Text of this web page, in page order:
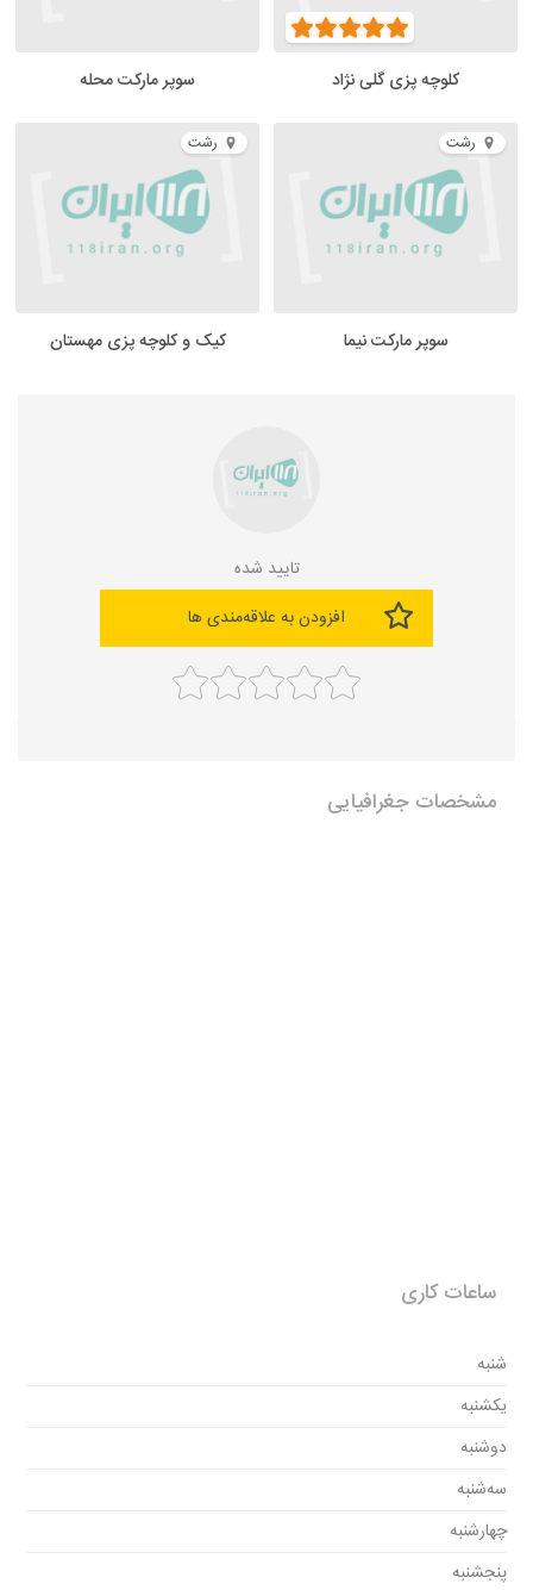
کلوچه پزی گلی نژاد سوپر مارکت محله
رشت
سوپر مارکت نیما
رشت
کیک و کلوچه پزی مهستان
تایید شده
افزودن به علاقه‌مندی ها
مشخصات جغرافیایی
ساعات کاری
شنبه
یکشنبه
دوشنبه
سه‌شنبه
چهارشنبه
پنجشنبه